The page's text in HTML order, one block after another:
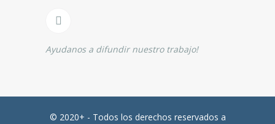
Ayudanos a difundir nuestro trabajo!
© 2020+ - Todos los derechos reservados a